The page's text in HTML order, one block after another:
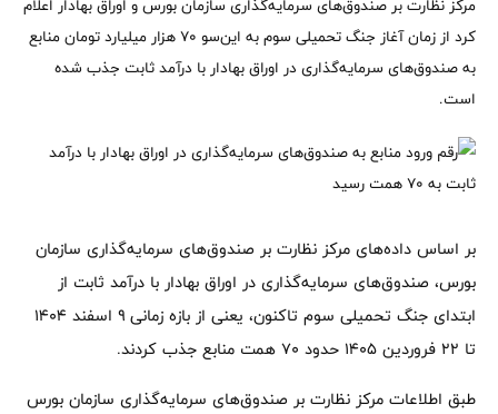
مرکز نظارت بر صندوق‌های سرمایه‌گذاری سازمان بورس و اوراق بهادار اعلام
کرد از زمان آغاز جنگ تحمیلی سوم به این‌سو ۷۰ هزار میلیارد تومان منابع
به صندوق‌های سرمایه‌گذاری در اوراق بهادار با درآمد ثابت جذب شده
است.
بر اساس داده‌های مرکز نظارت بر صندوق‌های سرمایه‌گذاری سازمان
بورس، صندوق‌های سرمایه‌گذاری در اوراق بهادار با درآمد ثابت از
ابتدای جنگ تحمیلی سوم تاکنون، یعنی از بازه زمانی ۹ اسفند ۱۴۰۴
تا ۲۲ فروردین ۱۴۰۵ حدود ۷۰ همت منابع جذب کردند.
طبق اطلاعات مرکز نظارت بر صندوق‌های سرمایه‌گذاری سازمان بورس